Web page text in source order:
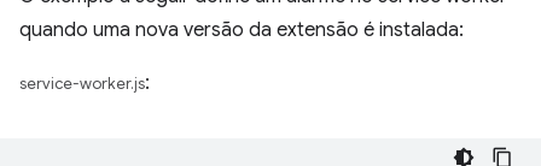
quando uma nova versão da extensão é instalada:
service-worker.js: